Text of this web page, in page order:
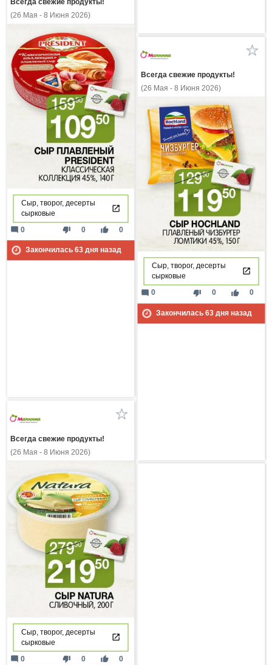
Всегда свежие продукты!
(26 Мая - 8 Июня 2026)
Сыр, творог, десерты
сырковые
thumb_down 0 thumb_up 0
mode_comment 0
Закончилась 63дня назад
Всегда свежие продукты!
(26 Мая - 8 Июня 2026)
Сыр, творог, десерты
сырковые
thumb_down 0 thumb_up 0
mode_comment 0
Закончилась 63дня назад
Всегда свежие продукты!
(26 Мая - 8 Июня 2026)
Сыр, творог, десерты
сырковые
thumb_down 0 thumb_up 0
mode_comment 0